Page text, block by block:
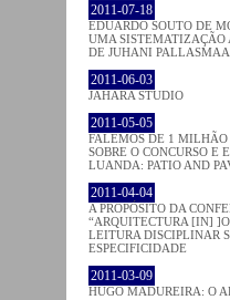
2011-07-18
EDUARDO SOUTO DE
UMA SISTEMATIZAÇÃO
DE JUHANI PALLASMAA
2011-06-03
JAHARA STUDIO
2011-05-05
FALEMOS DE 1 MILHÃO
SOBRE O CONCURSO E
LUANDA: PATIO AND
2011-04-04
A PROPÓSITO DA
“ARQUITECTURA [IN]
LEITURA DISCIPLINAR
ESPECIFICIDADE
2011-03-09
HUGO MADUREIRA: O